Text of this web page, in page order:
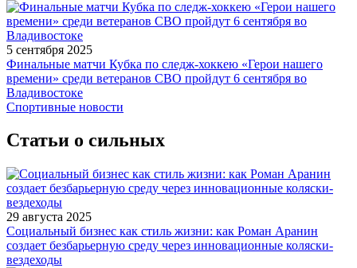
5 сентября 2025
Финальные матчи Кубка по следж-хоккею «Герои нашего
времени» среди ветеранов СВО пройдут 6 сентября во
Владивостоке
Спортивные новости
Статьи о сильных
29 августа 2025
Социальный бизнес как стиль жизни: как Роман Аранин
создает безбарьерную среду через инновационные коляски-
вездеходы